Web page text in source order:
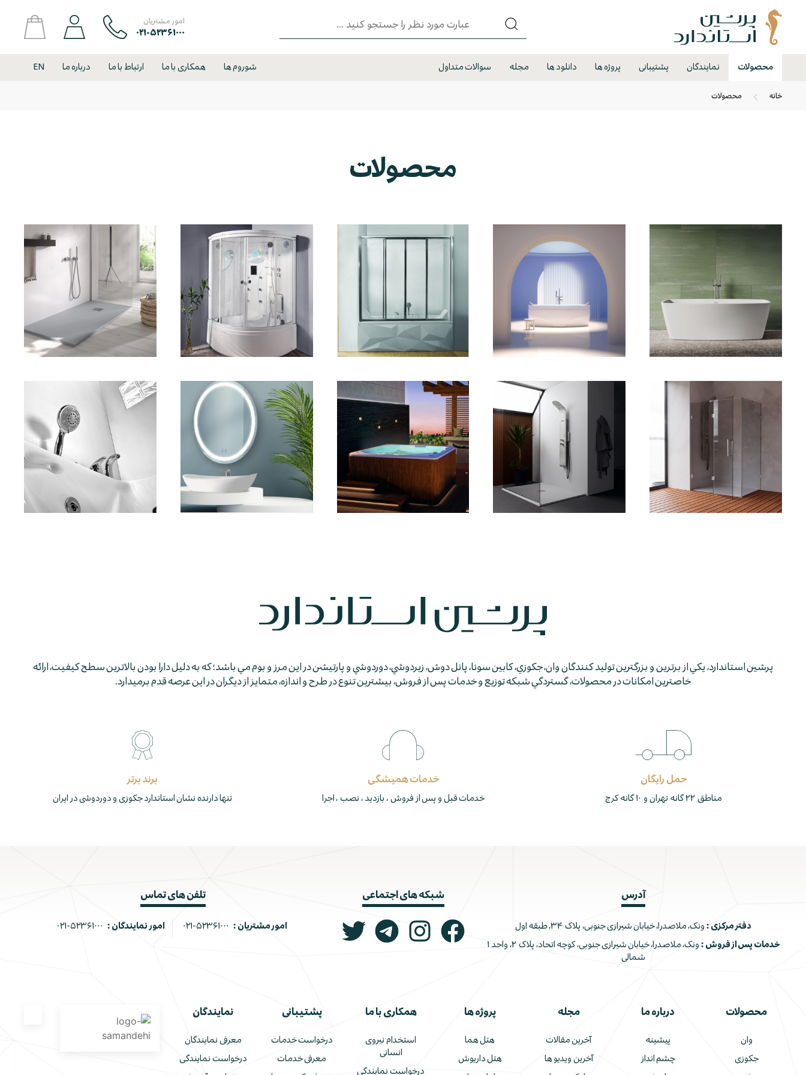
امور مشتریان
۰۲۱-۵۲۳۶۱۰۰۰
محصولات نمایندگان پشتیبانی پروژه ها دانلود ها مجله سوالات متداول شوروم ها همکاری با ما ارتباط با ما درباره ما EN
خانه محصولات
محصولات
پرشين استاندارد، يكي از برترين و بزرگترين توليد كنندگان وان، جكوزي، كابين سونا، پانل دوش، زيردوشي، دوردوشي و پارتيشن در اين مرز و بوم مي باشد؛ كه به دليل دارا بودن بالاترين سطح كيفيت، ارائه
خاصترين امكانات در محصولات، گستردگي شبكه توزيع و خدمات پس از فروش، بيشترين تنوع در طرح و اندازه، متمايز از ديگران در اين عرصه قدم برمي­دارد.
حمل رایگان
مناطق ۲۲ گانه تهران و ۱۰ گانه کرج
خدمات همیشگی
خدمات قبل و پس از فروش ، بازدید ، نصب ، اجرا
برند برتر
تنها دارنده نشان استاندارد جکوزی و دوردوشی در ایران
آدرس
دفتر مرکزی : ونک، ملاصدرا، خیابان شیرازی جنوبی، پلاک ۳۴، طبقه اول
خدمات پس از فروش :
ونک، ملاصدرا، خیابان شیرازی جنوبی، کوچه اتحاد، پلاک ۲، واحد ۱
شمالی
شبکه های اجتماعی تلفن های تماس
امور مشتریان : ۰۲۱-۵۲۳۶۱۰۰۰ امور نمایندگان : ۰۲۱-۵۲۳۶۱۰۰۰
محصولات
وان
جکوزی
درباره ما
پیشینه
چشم انداز
مجله
آخرین مقالات
آخرین ویدیو ها
پروژه ها
هتل هما
هتل داریوش
همکاری با ما
استخدام نیروی
انسانی
درخواست نمایندگی
پشتیبانی
درخواست خدمات
معرفی خدمات
نمایندگان
معرفی نمایندگان
درخواست نمایندگی